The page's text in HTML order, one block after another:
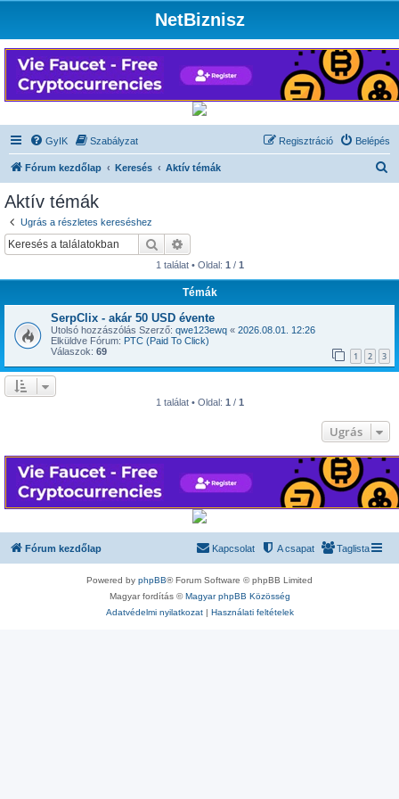
NetBiznisz
GyIK Szabályzat Belépés
Regisztráció
Fórum kezdőlap Keresés Aktív témák
Aktív témák
Ugrás a részletes kereséshez
Keresés
1 találat • Oldal: 1 / 1
Témák
SerpClix - akár 50 USD évente
Utolsó hozzászólás Szerző: qwe123ewq « 2026.08.01. 12:26
Elküldve Fórum: PTC (Paid To Click)
Válaszok: 69 1 2 3
1 találat • Oldal: 1 / 1
Ugrás
Fórum kezdőlap Taglista
A csapat
Kapcsolat
Powered by phpBB® Forum Software © phpBB Limited
Magyar fordítás ©Magyar phpBB Közösség
Adatvédelmi nyilatkozat| Használati feltételek